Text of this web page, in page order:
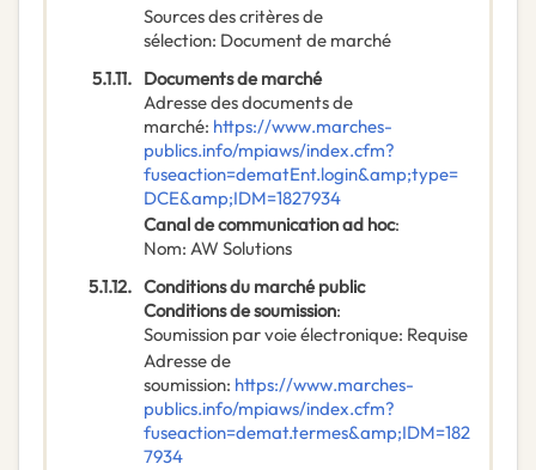
Sources des critères de
sélection: Document de marché
5.1.11. Documents de marché
Adresse des documents de
marché: https://www.marches-
publics.info/mpiaws/index.cfm?
fuseaction=dematEnt.login&amp;type=
DCE&amp;IDM=1827934
Canal de communication ad hoc:
Nom: AW Solutions
5.1.12. Conditions du marché public
Conditions de soumission:
Soumission par voie électronique: Requise
Adresse de
soumission: https://www.marches-
publics.info/mpiaws/index.cfm?
fuseaction=demat.termes&amp;IDM=182
7934